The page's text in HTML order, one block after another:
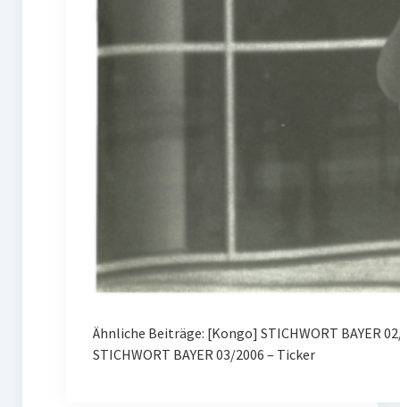
Ähnliche Beiträge: [Kongo] STICHWORT BAYER
STICHWORT BAYER 03/2006 – Ticker